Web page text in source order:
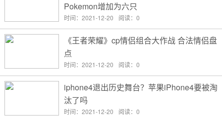
Pokemon增加为六只
时间：2021-12-20 阅读：0
《王者荣耀》cp情侣组合大作战 合法情侣盘
点
时间：2021-12-20 阅读：0
iphone4退出历史舞台？苹果iPhone4要被淘
汰了吗
时间：2021-12-20 阅读：0